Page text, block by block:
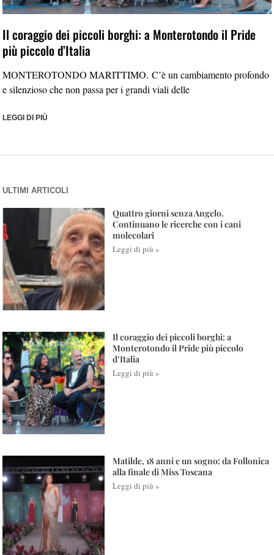
Il coraggio dei piccoli borghi: a Monterotondo il Pride
più piccolo d’Italia
MONTEROTONDO MARITTIMO. C’è un cambiamento profondo
e silenzioso che non passa per i grandi viali delle
LEGGI DI PIÙ
ULTIMI ARTICOLI
Quattro giorni senza Angelo.
Continuano le ricerche con i cani
molecolari
Leggi di più »
Il coraggio dei piccoli borghi: a
Monterotondo il Pride più piccolo
d’Italia
Leggi di più »
Matilde, 18 anni e un sogno: da Follonica
alla finale di Miss Toscana
Leggi di più »